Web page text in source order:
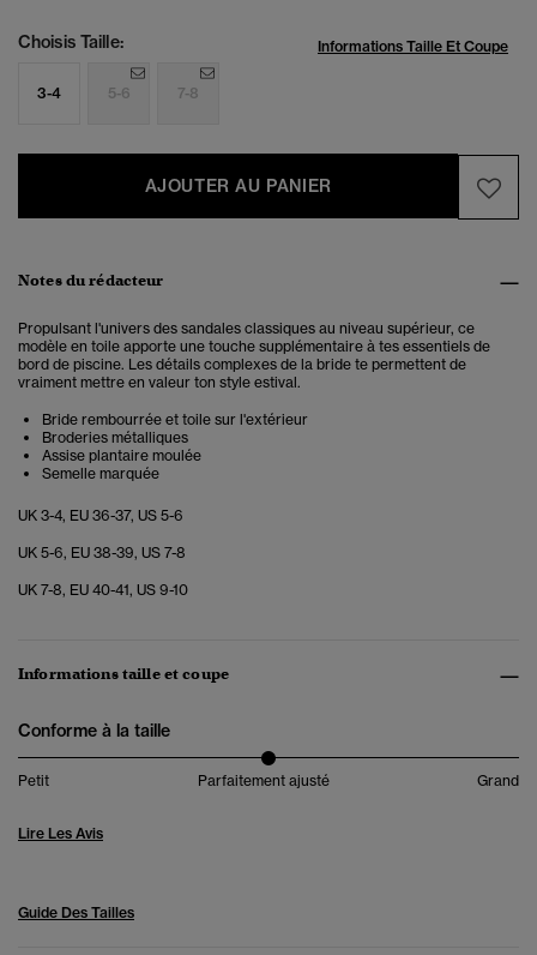
Choisis Taille: Informations Taille Et Coupe
3-4 5-6 7-8
AJOUTER AU PANIER
Notes du rédacteur
Propulsant l'univers des sandales classiques au niveau supérieur, ce
modèle en toile apporte une touche supplémentaire à tes essentiels de
bord de piscine. Les détails complexes de la bride te permettent de
vraiment mettre en valeur ton style estival.
Bride rembourrée et toile sur l'extérieur
Broderies métalliques
Assise plantaire moulée
Semelle marquée
UK 3-4, EU 36-37, US 5-6
UK 5-6, EU 38-39, US 7-8
UK 7-8, EU 40-41, US 9-10
Informations taille et coupe
Conforme à la taille
Petit Parfaitement ajusté Grand
Lire Les Avis
Guide Des Tailles